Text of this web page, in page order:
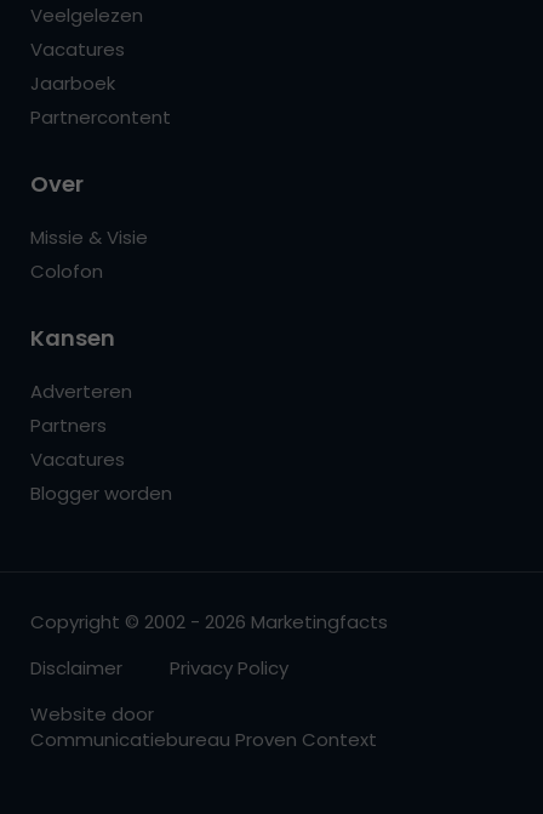
Veelgelezen
Vacatures
Jaarboek
Partnercontent
Over
Missie & Visie
Colofon
Kansen
Adverteren
Partners
Vacatures
Blogger worden
Copyright © 2002 - 2026 Marketingfacts
Disclaimer
Privacy Policy
Website door
Communicatiebureau Proven Context